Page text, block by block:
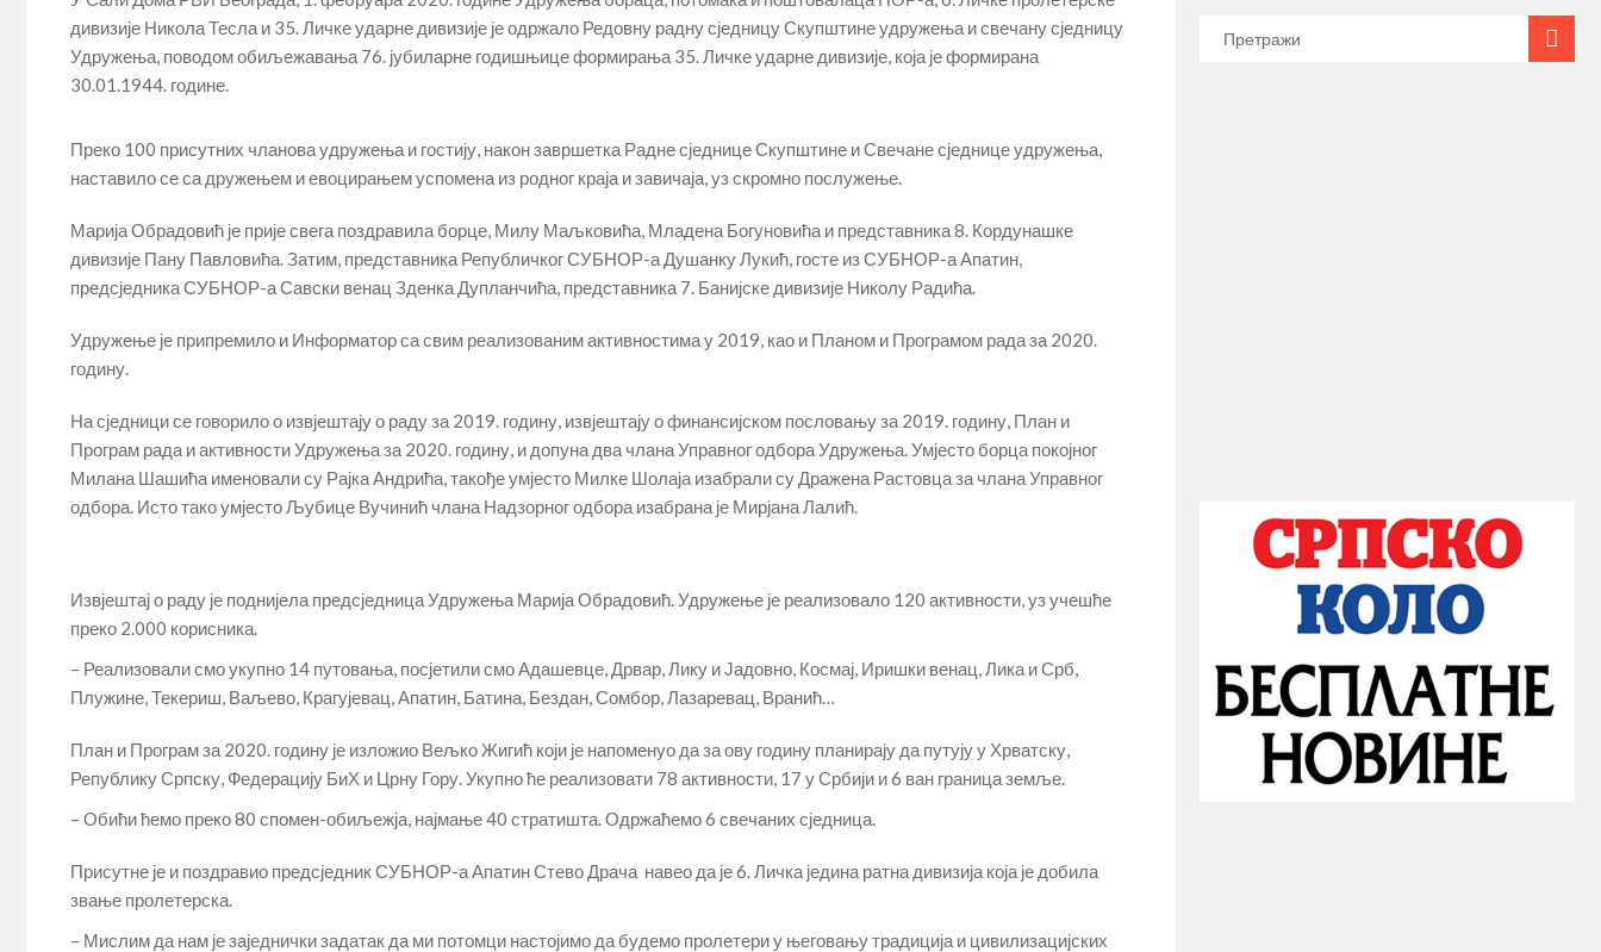
дивизије Никола Тесла и 35. Личке ударне дивизије је одржало Редовну радну сједницу Скупштине удружења и свечану сједницу
Удружења, поводом обиљежавања 76. јубиларне годишњице формирања 35. Личке ударне дивизије, која је формирана
30.01.1944. године.
Преко 100 присутних чланова удружења и гостију, након завршетка Радне сједнице Скупштине и Свечане сједнице удружења,
наставило се са дружењем и евоцирањем успомена из родног краја и завичаја, уз скромно послужење.
Марија Обрадовић је прије свега поздравила борце, Милу Маљковића, Младена Богуновића и представника 8. Кордунашке
дивизије Пану Павловића. Затим, представника Републичког СУБНОР-а Душанку Лукић, госте из СУБНОР-а Апатин,
предсједника СУБНОР-а Савски венац Зденка Дупланчића, представника 7. Банијске дивизије Николу Радића.
Удружење је припремило и Информатор са свим реализованим активностима у 2019, као и Планом и Програмом рада за 2020.
годину.
На сједници се говорило о извјештају о раду за 2019. годину, извјештају о финансијском пословању за 2019. годину, План и
Програм рада и активности Удружења за 2020. годину, и допуна два члана Управног одбора Удружења. Умјесто борца покојног
Милана Шашића именовали су Рајка Андрића, такође умјесто Милке Шолаја изабрали су Дражена Растовца за члана Управног
одбора. Исто тако умјесто Љубице Вучинић члана Надзорног одбора изабрана је Мирјана Лалић.
Извјештај о раду је поднијела предсједница Удружења Марија Обрадовић. Удружење је реализовало 120 активности, уз учешће
преко 2.000 корисника.
– Реализовали смо укупно 14 путовања, посјетили смо Адашевце, Дрвар, Лику и Јадовно, Космај, Иришки венац, Лика и Срб,
Плужине, Текериш, Ваљево, Крагујевац, Апатин, Батина, Бездан, Сомбор, Лазаревац, Вранић…
План и Програм за 2020. годину је изложио Вељко Жигић који је напоменуо да за ову годину планирају да путују у Хрватску,
Републику Српску, Федерацију БиХ и Црну Гору. Укупно ће реализовати 78 активности, 17 у Србији и 6 ван граница земље.
– Обићи ћемо преко 80 спомен-обиљежја, најмање 40 стратишта. Одржаћемо 6 свечаних сједница.
Присутне је и поздравио предсједник СУБНОР-а Апатин Стево Драча навео да је 6. Личка једина ратна дивизија која је добила
звање пролетерска.
– Мислим да нам је заједнички задатак да ми потомци настојимо да будемо пролетери у његовању традиција и цивилизацијских